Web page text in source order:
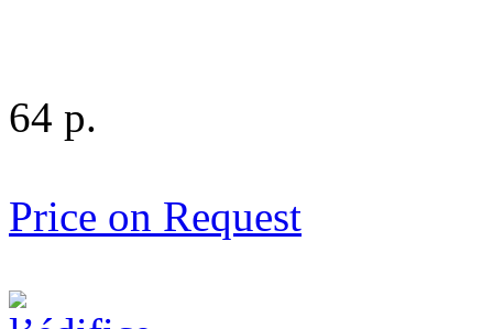
64 p.
Price on Request